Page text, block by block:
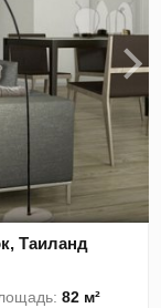
Таиланд
82 м²